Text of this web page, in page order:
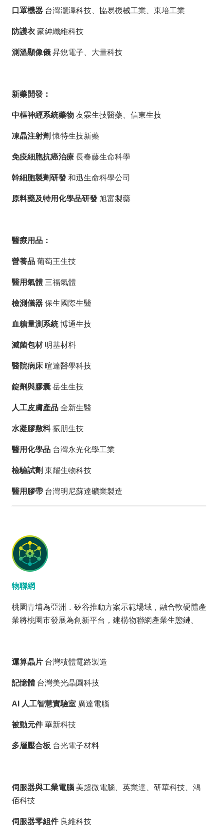
局
桃
市
E
隱
策
網
安
政
策
府
網
資
開
宣
告
口罩機器 台灣瀧澤科技、協易機械工業、東培工業
防護衣 豪紳纖維科技
測溫顯像儀 昇銳電子、大量科技
新藥開發：
中樞神經系統藥物 友霖生技醫藥、信東生技
凍晶注射劑 懷特生技新藥
免疫細胞抗癌治療 長春藤生命科學
幹細胞製劑研發 和迅生命科學公司
原料藥及特用化學品研發 旭富製藥
醫療用品：
營養品 葡萄王生技
醫用氣體 三福氣體
檢測儀器 保生國際生醫
血糖量測系統博通生技
滅菌包材明基材料
醫院病床暄達醫學科技
錠劑與膠囊 岳生生技
人工皮膚產品 全新生醫
水凝膠敷料振朋生技
醫用化學品 台灣永光化學工業
檢驗試劑 東耀生物科技
醫用膠帶 台灣明尼蘇達礦業製造
物聯網
桃園青埔為亞洲．矽谷推動方案示範場域，融合軟硬體產
業將桃園市發展為創新平台，建構物聯網產業生態鏈。
運算晶片 台灣積體電路製造
記憶體 台灣美光晶圓科技
AI 人工智慧實驗室 廣達電腦
被動元件華新科技
多層壓合板 台光電子材料
伺服器與工業電腦 美超微電腦、英業達、研華科技、鴻
佰科技
伺服器零組件良維科技